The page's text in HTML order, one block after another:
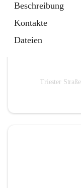
Beschreibung
Kontakte
Dateien
Triester